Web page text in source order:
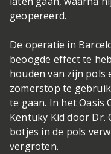
geopereerd.
De operatie in
beoogde effect te
houden van zijn pols
zomerstop te
te gaan. In het Oasis
Kentuky Kid door Dr.
botjes in de pols
vergroten.